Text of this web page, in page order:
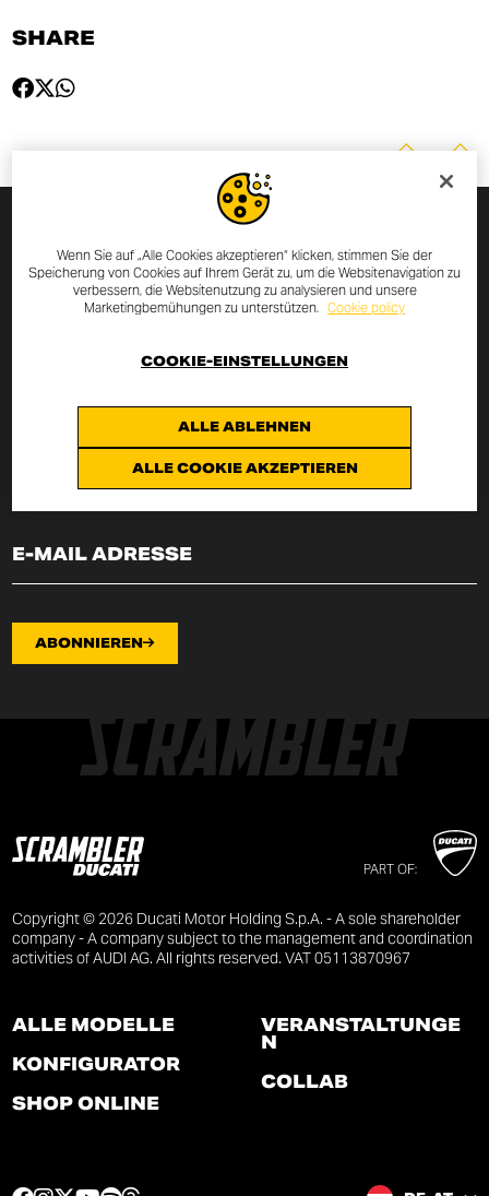
SHARE
MELDE DICH ZUM NEWSLETTER
AN
Neuigkeiten und Aktionen rund um Scrambler Ducati.
Hiermit erkläre ich, vomArt. 13 der Verordnung EU
datenschutzvereinbarung
Kenntnis genommen zu haben und stimme der Verarbeitung meiner
E-Mail-Adresse für die dort angeführten Zwecke zu.
ABONNIEREN
PART OF:
Copyright © 2026 Ducati Motor Holding S.p.A. - A sole shareholder
company - A company subject to the management and coordination
activities of AUDI AG. All rights reserved. VAT 05113870967
ALLE MODELLE
KONFIGURATOR
SHOP ONLINE
VERANSTALTUNGE
N
COLLAB
Wenn Sie auf „Alle Cookies akzeptieren“ klicken, stimmen Sie der
Speicherung von Cookies auf Ihrem Gerät zu, um die Websitenavigation zu
verbessern, die Websitenutzung zu analysieren und unsere
Marketingbemühungen zu unterstützen. Cookie policy
ALLE ABLEHNEN
ALLE COOKIE AKZEPTIEREN
COOKIE-EINSTELLUNGEN